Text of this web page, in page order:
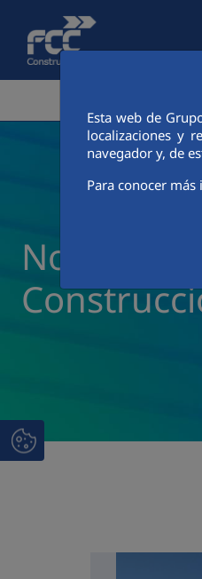
Saltar al contenido principal
Esta web de
localizaciones y
navegador y, de
Para conocer
Noticias y